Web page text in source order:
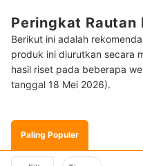
Peringkat Rautan
Berikut ini adalah
produk ini diurutkan secara
hasil riset pada beberapa
tanggal 18 Mei 2026).
Paling Populer